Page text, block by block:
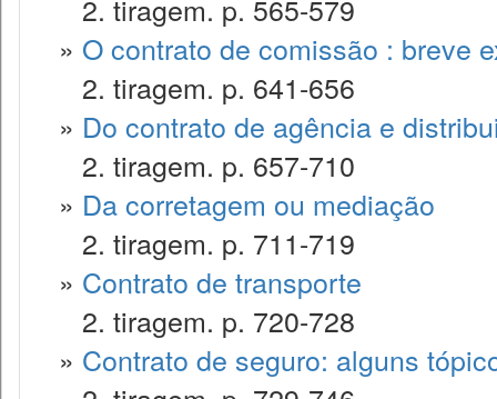
2. tiragem. p. 565-579
» O contrato de comissão : breve
2. tiragem. p. 641-656
» Do contrato de agência e
2. tiragem. p. 657-710
» Da corretagem ou mediação
2. tiragem. p. 711-719
» Contrato de transporte
2. tiragem. p. 720-728
» Contrato de seguro: alguns